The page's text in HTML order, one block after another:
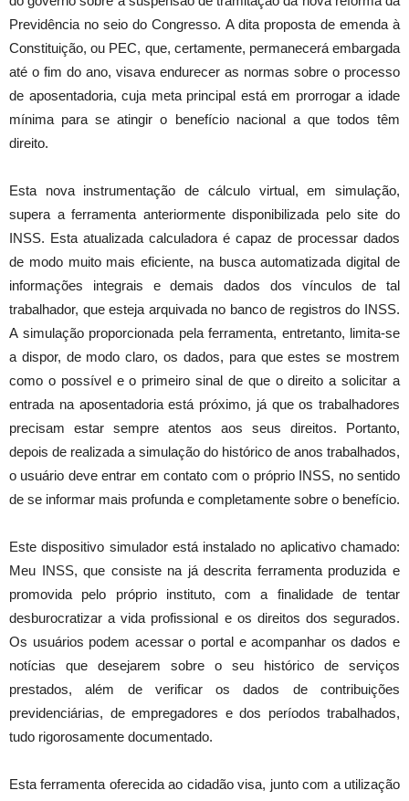
Previdência no seio do Congresso. A dita proposta de emenda à
Constituição, ou PEC, que, certamente, permanecerá embargada
até o fim do ano, visava endurecer as normas sobre o processo
de aposentadoria, cuja meta principal está em prorrogar a idade
mínima para se atingir o benefício nacional a que todos têm
direito.
Esta nova instrumentação de cálculo virtual, em simulação,
supera a ferramenta anteriormente disponibilizada pelo site do
INSS. Esta atualizada calculadora é capaz de processar dados
de modo muito mais eficiente, na busca automatizada digital de
informações integrais e demais dados dos vínculos de tal
trabalhador, que esteja arquivada no banco de registros do INSS.
A simulação proporcionada pela ferramenta, entretanto, limita-se
a dispor, de modo claro, os dados, para que estes se mostrem
como o possível e o primeiro sinal de que o direito a solicitar a
entrada na aposentadoria está próximo, já que os trabalhadores
precisam estar sempre atentos aos seus direitos. Portanto,
depois de realizada a simulação do histórico de anos trabalhados,
o usuário deve entrar em contato com o próprio INSS, no sentido
de se informar mais profunda e completamente sobre o benefício.
Este dispositivo simulador está instalado no aplicativo chamado:
Meu INSS, que consiste na já descrita ferramenta produzida e
promovida pelo próprio instituto, com a finalidade de tentar
desburocratizar a vida profissional e os direitos dos segurados.
Os usuários podem acessar o portal e acompanhar os dados e
notícias que desejarem sobre o seu histórico de serviços
prestados, além de verificar os dados de contribuições
previdenciárias, de empregadores e dos períodos trabalhados,
tudo rigorosamente documentado.
Esta ferramenta oferecida ao cidadão visa, junto com a utilização